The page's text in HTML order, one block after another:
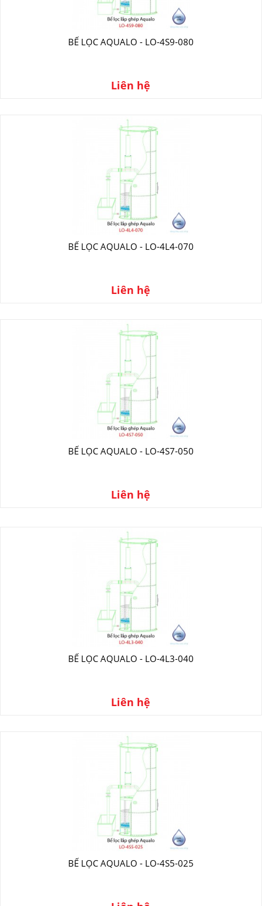
BỂ LỌC AQUALO - LO-4S9-080
Liên hệ
BỂ LỌC AQUALO - LO-4L4-070
Liên hệ
BỂ LỌC AQUALO - LO-4S7-050
Liên hệ
BỂ LỌC AQUALO - LO-4L3-040
Liên hệ
BỂ LỌC AQUALO - LO-4S5-025